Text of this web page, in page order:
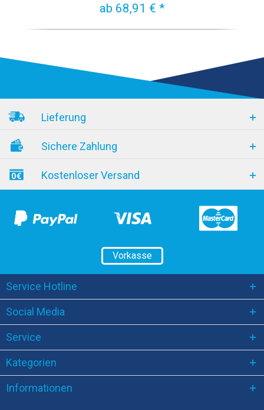
ab 68,91 € *
Lieferung
Sichere Zahlung
Kostenloser Versand
Vorkasse
Service Hotline
Social Media
Service
Kategorien
Informationen